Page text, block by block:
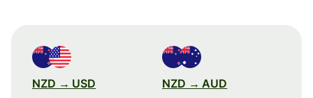
NZD → USD NZD → AUD